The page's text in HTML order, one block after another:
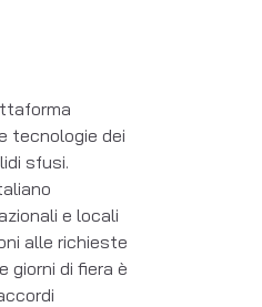
tecnologie dei
sfusi.
e locali
alle richieste
giorni di fiera è